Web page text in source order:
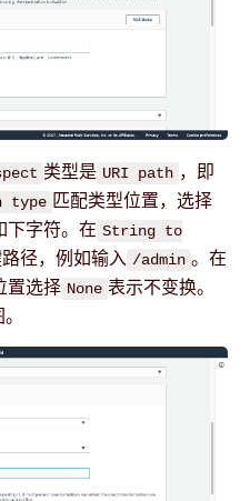
类型是 URI path ，即
type 匹配类型位置，选择
下字符。在 String to
径，例如输入 /admin 。在
置选择 None 表示不变换。